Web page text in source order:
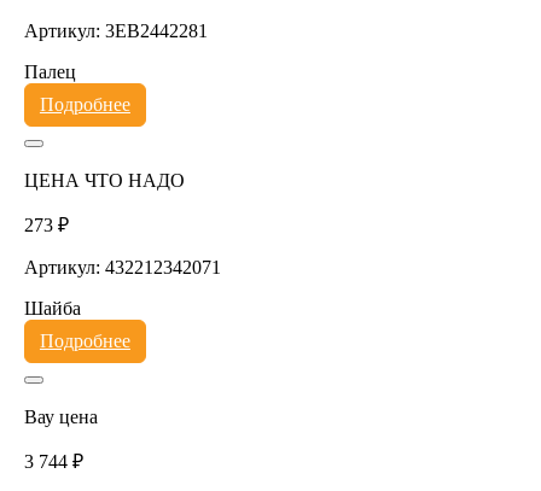
Артикул: 3EB2442281
Палец
Подробнее
ЦЕНА ЧТО НАДО
273 ₽
Артикул: 432212342071
Шайба
Подробнее
Вау цена
3 744 ₽